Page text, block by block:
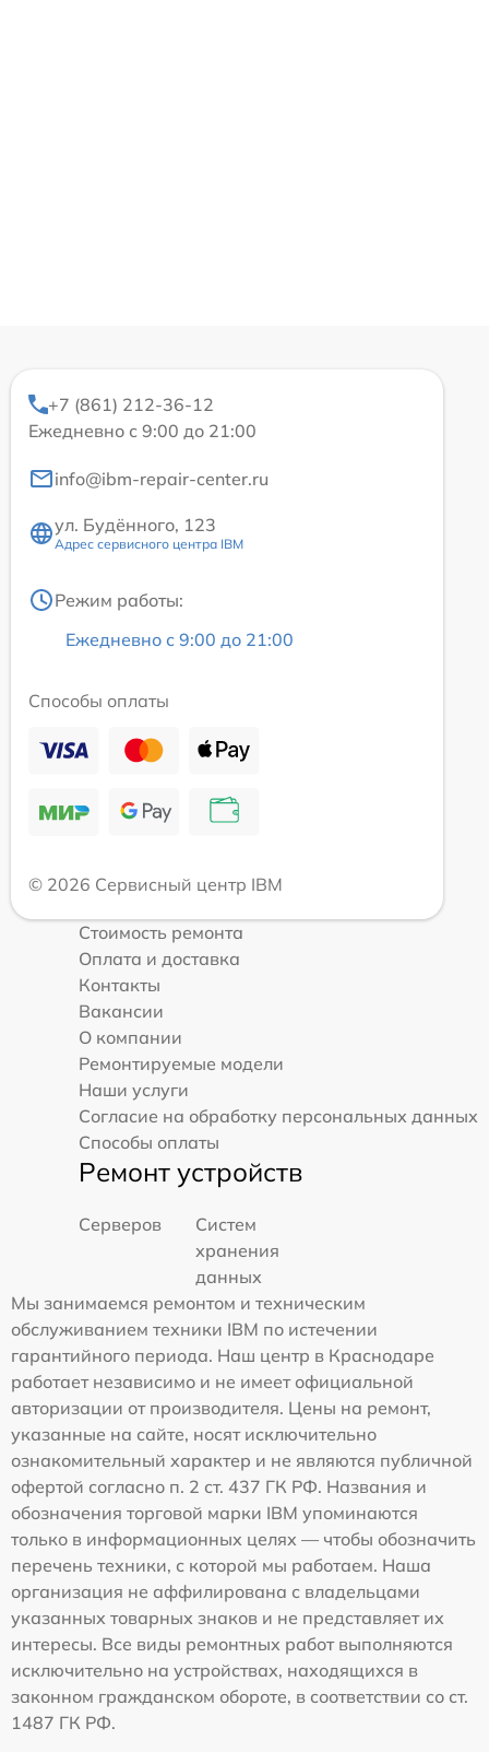
+7 (861) 212-36-12
Ежедневно с 9:00 до 21:00
info@ibm-repair-center.ru
ул. Будённого, 123
Адрес сервисного центра IBM
Режим работы:
Ежедневно с 9:00 до 21:00
Способы оплаты
© 2026 Сервисный центр IBM
Стоимость ремонта
Оплата и доставка
Контакты
Вакансии
О компании
Ремонтируемые модели
Наши услуги
Согласие на обработку персональных данных
Способы оплаты
Ремонт устройств
Серверов
Систем
хранения
данных
Мы занимаемся ремонтом и техническим
обслуживанием техники IBM по истечении
гарантийного периода. Наш центр в Краснодаре
работает независимо и не имеет официальной
авторизации от производителя. Цены на ремонт,
указанные на сайте, носят исключительно
ознакомительный характер и не являются публичной
офертой согласно п. 2 ст. 437 ГК РФ. Названия и
обозначения торговой марки IBM упоминаются
только в информационных целях — чтобы обозначить
перечень техники, с которой мы работаем. Наша
организация не аффилирована с владельцами
указанных товарных знаков и не представляет их
интересы. Все виды ремонтных работ выполняются
исключительно на устройствах, находящихся в
законном гражданском обороте, в соответствии со ст.
1487 ГК РФ.